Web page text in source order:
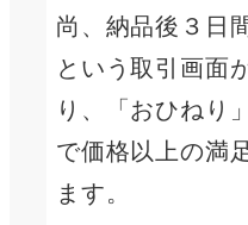
尚、納品後３日
という取引画面
り、「おひねり
で価格以上の満
ます。